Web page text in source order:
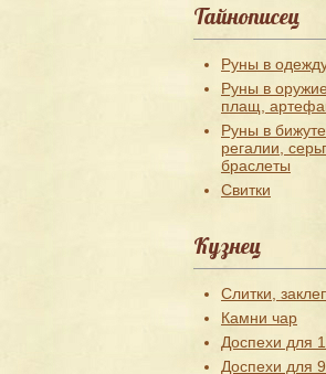
Тайнописец
Руны в
Руны в
плащ,
Руны в
регалии,
браслеты
Свитки
Кузнец
Слитки,
Камни чар
Доспехи для
Доспехи для